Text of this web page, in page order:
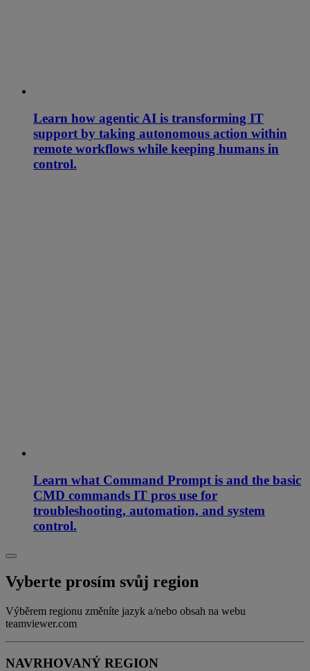
Learn how agentic AI is transforming IT
support by taking autonomous action within
remote workflows while keeping humans in
control.
Learn what Command Prompt is and the basic
CMD commands IT pros use for
troubleshooting, automation, and system
control.
Vyberte prosím svůj region
Výběrem regionu změníte jazyk a/nebo obsah na webu
teamviewer.com
NAVRHOVANÝ REGION